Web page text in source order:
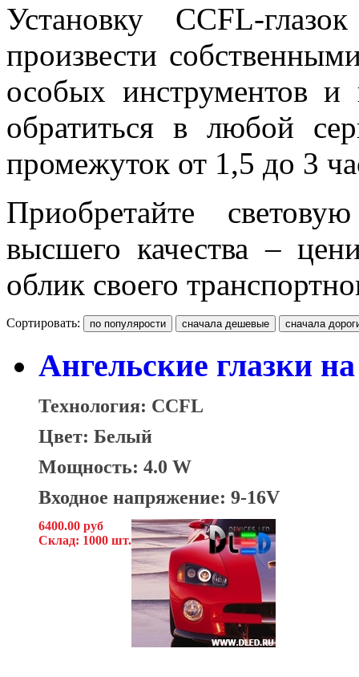
Установку CCFL-
произвести
особых инструментов
обратиться в любой
промежуток от 1,5 до 3
Приобретайте
высшего качества –
облик своего
Сортировать:
Ангельские глазки
Технология: CCFL
Цвет: Белый
Мощность: 4.0 W
Входное напряжение: 9-16V
6400.00 руб
Склад: 1000 шт.